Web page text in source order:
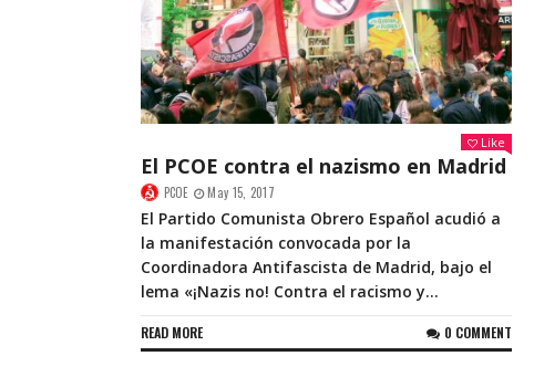
Like
El PCOE contra el nazismo en Madrid
PCOE May 15, 2017
El Partido Comunista Obrero Español acudió a
la manifestación convocada por la
Coordinadora Antifascista de Madrid, bajo el
lema «¡Nazis no! Contra el racismo y...
READ MORE 0 COMMENT